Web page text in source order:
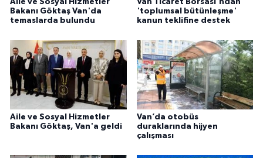
Bakanı Göktaş Van'da
temaslarda bulundu
'toplumsal bütünleşme'
kanun teklifine destek
Aile ve Sosyal Hizmetler
Bakanı Göktaş, Van'a geldi
Van’da otobüs
duraklarında hijyen
çalışması